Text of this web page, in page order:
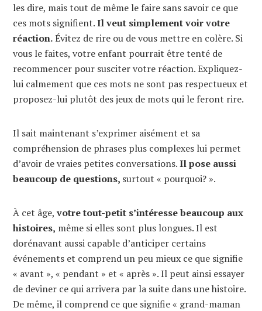
les dire, mais tout de même le faire sans savoir ce que
ces mots signifient.Il veut simplement voir votre
réaction.Évitez de rire ou de vous mettre en colère. Si
vous le faites, votre enfant pourrait être tenté de
recommencer pour susciter votre réaction. Expliquez-
lui calmement que ces mots ne sont pas respectueux et
proposez-lui plutôt des jeux de mots qui le feront rire.
Il sait maintenant s’exprimer aisément et sa
compréhension de phrases plus complexes lui permet
d’avoir de vraies petites conversations.Il pose aussi
beaucoup de questions, surtout « pourquoi? ».
À cet âge, votre tout-petit s’intéresse beaucoup aux
histoires, même si elles sont plus longues. Il est
dorénavant aussi capable d’anticiper certains
événements et comprend un peu mieux ce que signifie
« avant », « pendant » et « après ». Il peut ainsi essayer
de deviner ce qui arrivera par la suite dans une histoire.
De même, il comprend ce que signifie « grand-maman